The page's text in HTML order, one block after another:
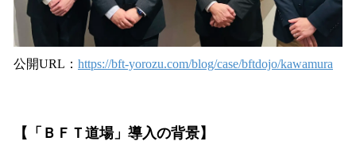
公開URL： https://bft-yorozu.com/blog/case/bftdojo/kawamura
【「ＢＦＴ道場」導入の背景】